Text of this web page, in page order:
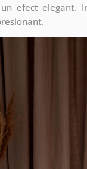
efect elegant.